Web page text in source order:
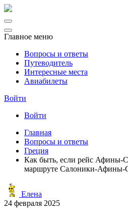
Главное меню
Вопросы и ответы
Путеводитель
Интересные места
Авиабилеты
Войти
Войти
Главная
Вопросы и ответы
Греция
Как быть, если рейс Афины-
маршруте Салоники-Афины-
Елена
24 февраля 2025